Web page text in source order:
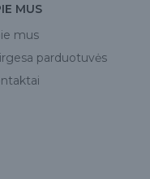
MUS
mus
parduotuvės